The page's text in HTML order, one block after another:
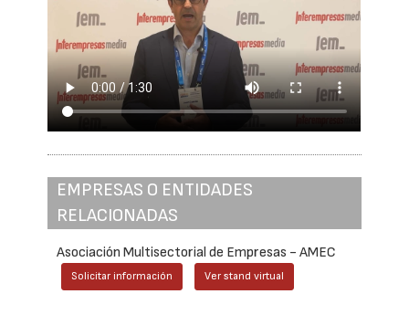
EMPRESAS O ENTIDADES
RELACIONADAS
Asociación Multisectorial de Empresas - AMEC
Solicitar información Ver stand virtual